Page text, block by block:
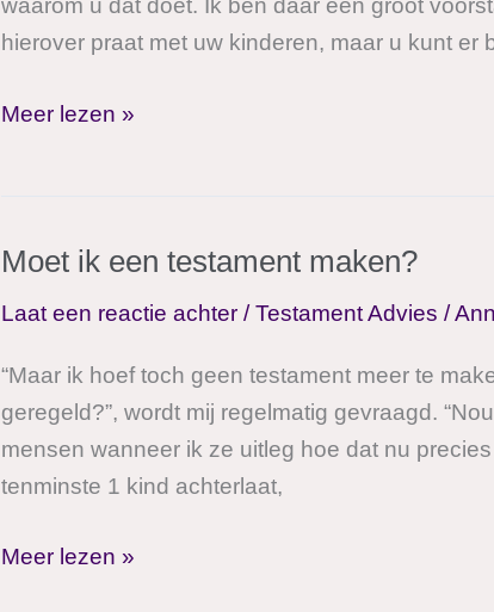
waarom u dat doet. Ik ben daar een groot
hierover praat met uw kinderen, maar u kunt
MijnTestamentadvies;
kinderen
Meer lezen »
Moet ik een testament maken?
Laat een reactie achter /Testament Advies /
“Maar ik hoef toch geen testament meer te
geregeld?”, wordt mij regelmatig gevraagd.
mensen wanneer ik ze uitleg hoe dat nu
tenminste 1 kind achterlaat,
Moet
Meer lezen »